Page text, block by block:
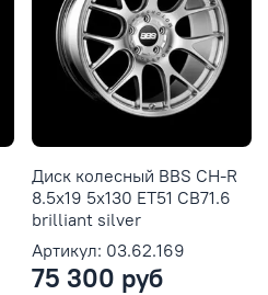
Диск колесный BBS CH-R
8.5x19 5x130 ET51 CB71.6
brilliant silver
Артикул: 03.62.169
75 300 руб